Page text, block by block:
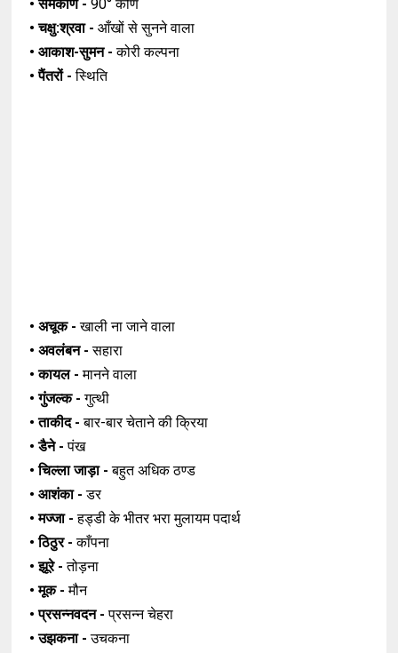
• समकोण -90° कोण
• चक्षु:श्रवा -आँखों से सुनने वाला
• आकाश-सुमन - कोरी कल्पना
• पैंतरों -स्थिति
• अचूक - खाली ना जाने वाला
• अवलंबन - सहारा
• कायल -मानने वाला
• गुंजल्क -गुत्थी
• ताकीद - बार-बार चेताने की क्रिया
• डैने - पंख
• चिल्ला जाड़ा -बहुत अधिक ठण्ड
• आशंका - डर
• मज्जा - हड्डी के भीतर भरा मुलायम पदार्थ
• ठिठुर - काँपना
• झूरे - तोड़ना
• मूक - मौन
• प्रसन्नवदन - प्रसन्न चेहरा
• उझकना - उचकना